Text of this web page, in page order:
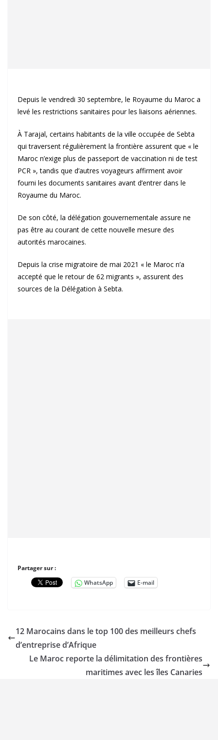
Depuis le vendredi 30 septembre, le Royaume du Maroc a
levé les restrictions sanitaires pour les liaisons aériennes.
À Tarajal, certains habitants de la ville occupée de Sebta
qui traversent régulièrement la frontière assurent que « le
Maroc n’exige plus de passeport de vaccination ni de test
PCR », tandis que d’autres voyageurs affirment avoir
fourni les documents sanitaires avant d’entrer dans le
Royaume du Maroc.
De son côté, la délégation gouvernementale assure ne
pas être au courant de cette nouvelle mesure des
autorités marocaines.
Depuis la crise migratoire de mai 2021 « le Maroc n’a
accepté que le retour de 62 migrants », assurent des
sources de la Délégation à Sebta.
Partager sur :
WhatsApp
E-mail
12 Marocains dans le top 100 des meilleurs chefs
d’entreprise d’Afrique
Le Maroc reporte la délimitation des frontières
maritimes avec les îles Canaries